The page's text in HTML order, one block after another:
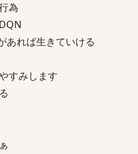
為
あれば生きていける
すみします